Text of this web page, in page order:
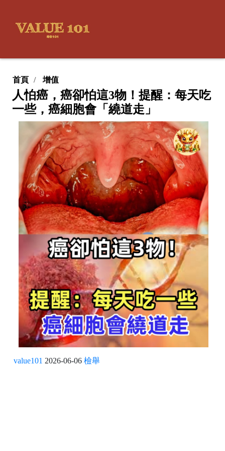
首頁 增值
人怕癌，癌卻怕這3物！提醒：每天吃
一些，癌細胞會「繞道走」
value101 2026-06-06 檢舉